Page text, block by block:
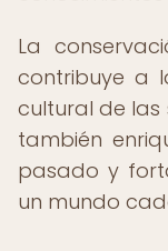
La
contribuye a
cultural de las
también
pasado y
un mundo